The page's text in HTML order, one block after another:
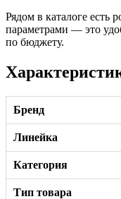
Рядом в каталоге есть
параметрами — это
по бюджету.
Бренд
Линейка
Категория
Тип товара